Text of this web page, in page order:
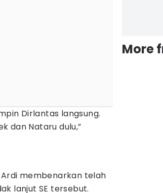
Dirlantas langsung.
dan Nataru dulu,”
Ardi membenarkan telah
lanjut SE tersebut.
More